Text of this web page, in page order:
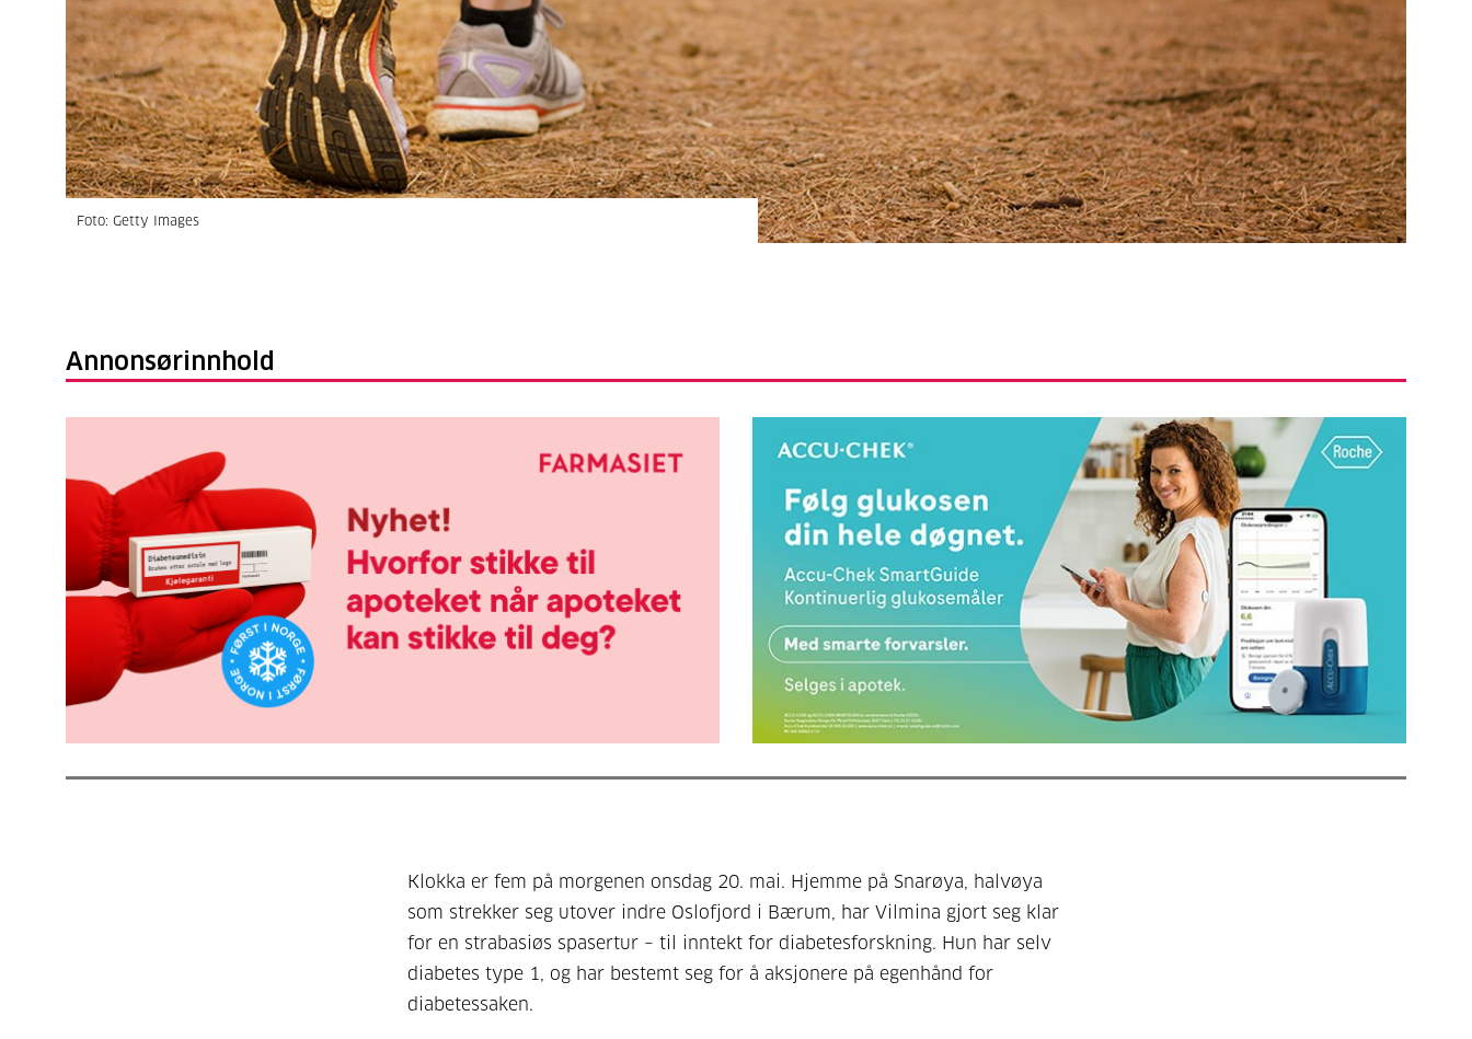
Foto: Getty Images
Annonsørinnhold
Klokka er fem på morgenen onsdag 20. mai. Hjemme på Snarøya, halvøya
som strekker seg utover indre Oslofjord i Bærum, har Vilmina gjort seg klar
for en strabasiøs spasertur – til inntekt for diabetesforskning. Hun har selv
diabetes type 1, og har bestemt seg for å aksjonere på egenhånd for
diabetessaken.